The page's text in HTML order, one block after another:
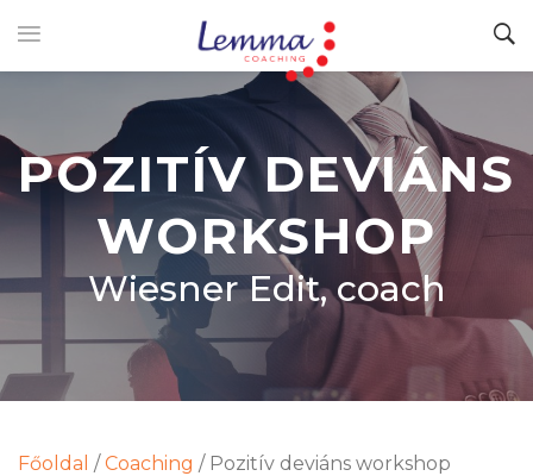
POZITÍV DEVIÁNS
WORKSHOP
Wiesner Edit, coach
Főoldal / Coaching / Pozitív deviáns workshop